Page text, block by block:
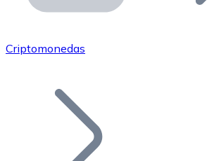
Únete a nuestra red de
Añade tu proyecto a nuestro
Criptomonedas